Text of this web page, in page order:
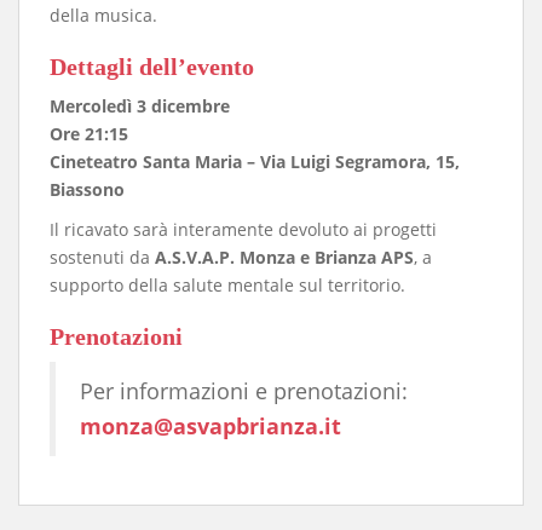
della musica.
Dettagli dell’evento
Mercoledì 3 dicembre
Ore 21:15
Cineteatro Santa Maria – Via Luigi Segramora, 15,
Biassono
Il ricavato sarà interamente devoluto ai progetti
sostenuti da A.S.V.A.P. Monza e Brianza APS, a
supporto della salute mentale sul territorio.
Prenotazioni
Per informazioni e prenotazioni:
monza@asvapbrianza.it